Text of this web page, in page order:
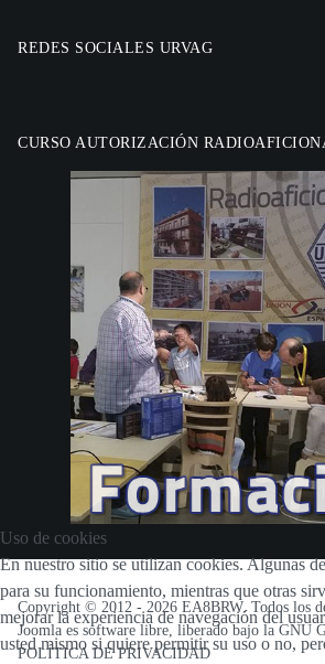
REDES SOCIALES URVAG
CURSO AUTORIZACIÓN
Copyright © 2012 - 2026 EA8BRW. Todos los
Joomla es software libre, liberado bajo la GNU
POLÍTICA DE PRIVACIDAD
Uso de cookies
En nuestro sitio se utilizan cookies. Algunas
para su funcionamiento, mientras que otras
mejorar la experiencia de navegación del
usted mismo si quiere permitir su uso o no,